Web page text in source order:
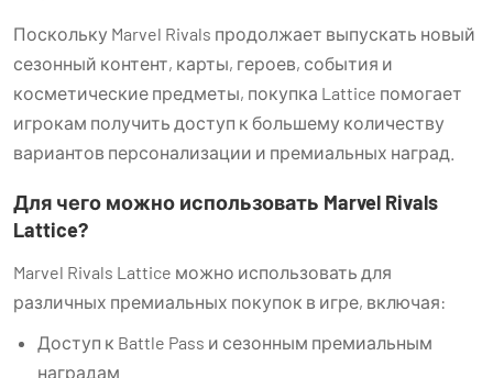
Поскольку Marvel Rivals продолжает выпускать новый
сезонный контент, карты, героев, события и
косметические предметы, покупка Lattice помогает
игрокам получить доступ к большему количеству
вариантов персонализации и премиальных наград.
Для чего можно использовать Marvel Rivals
Lattice?
Marvel Rivals Lattice можно использовать для
различных премиальных покупок в игре, включая:
Доступ к Battle Pass и сезонным премиальным
наградам